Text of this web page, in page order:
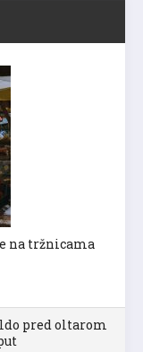
na tržnicama
pred oltarom